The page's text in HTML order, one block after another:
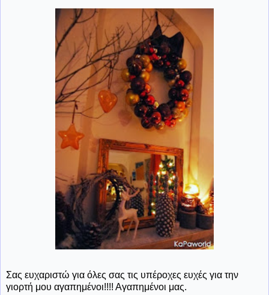
Σας ευχαριστώ για όλες σας τις υπέροχες ευχές για την
γιορτή μου αγαπημένοι!!!! Αγαπημένοι μας.